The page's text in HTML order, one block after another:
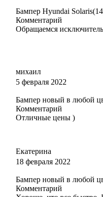
492 - БЛЮЗ (BLUZ)
492 - БЛЮЗ (BLUZ)
492 - БЛЮЗ (BLUZ)
492 - БЛЮЗ (BLUZ)
Бампер Hyundai
Комментарий
Обращаемся
михаил
5 февраля 2022
Бампер новый в любой
Комментарий
Отличные цены )
Екатерина
18 февраля 2022
Бампер новый в любой
Комментарий